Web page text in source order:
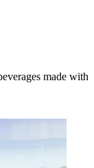
made with